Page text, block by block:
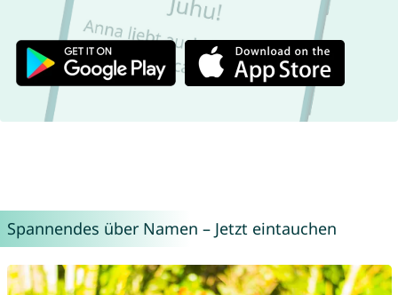
Spannendes über Namen – Jetzt eintauchen